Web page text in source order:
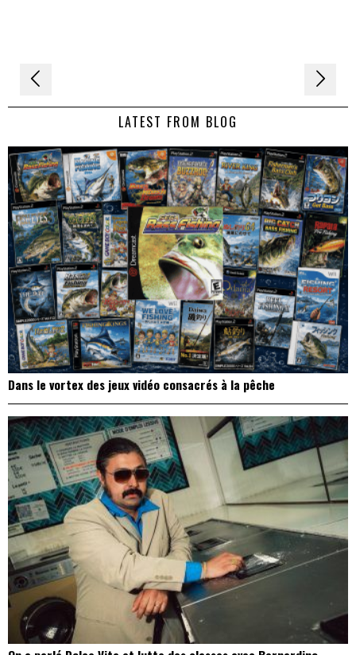
Navigation
de LATEST FROM BLOG
Dans le vortex des jeux vidéo consacrés à la pêche